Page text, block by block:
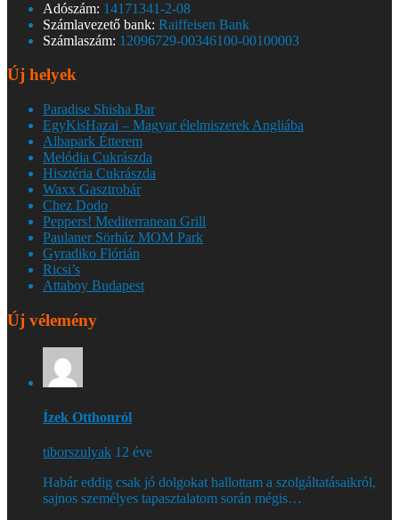
Adószám: 14171341-2-08
Számlavezető bank: Raiffeisen Bank
Számlaszám: 12096729-00346100-00100003
Új helyek
Paradise Shisha Bar
EgyKisHazai – Magyar élelmiszerek Angliába
Albapark Étterem
Melódia Cukrászda
Hisztéria Cukrászda
Waxx Gasztrobár
Chez Dodo
Peppers! Mediterranean Grill
Paulaner Sörház MOM Park
Gyradiko Flórián
Ricsi’s
Attaboy Budapest
Új vélemény
Ízek Otthonról
tiborszulyak 12 éve
Habár eddig csak jó dolgokat hallottam a szolgáltatásaikról,
sajnos személyes tapasztalatom során mégis…